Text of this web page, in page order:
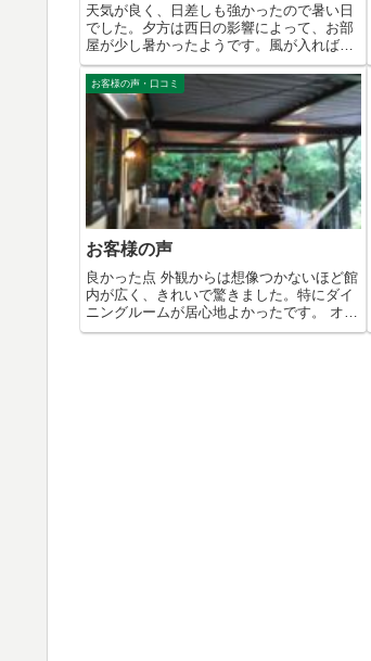
天気が良く、日差しも強かったので暑い日
でした。夕方は西日の影響によって、お部
屋が少し暑かったようです。風が入れば涼
しくな...
お客様の声・口コミ
お客様の声
良かった点 外観からは想像つかないほど館
内が広く、きれいで驚きました。特にダイ
ニングルームが居心地よかったです。 オー
ナ...